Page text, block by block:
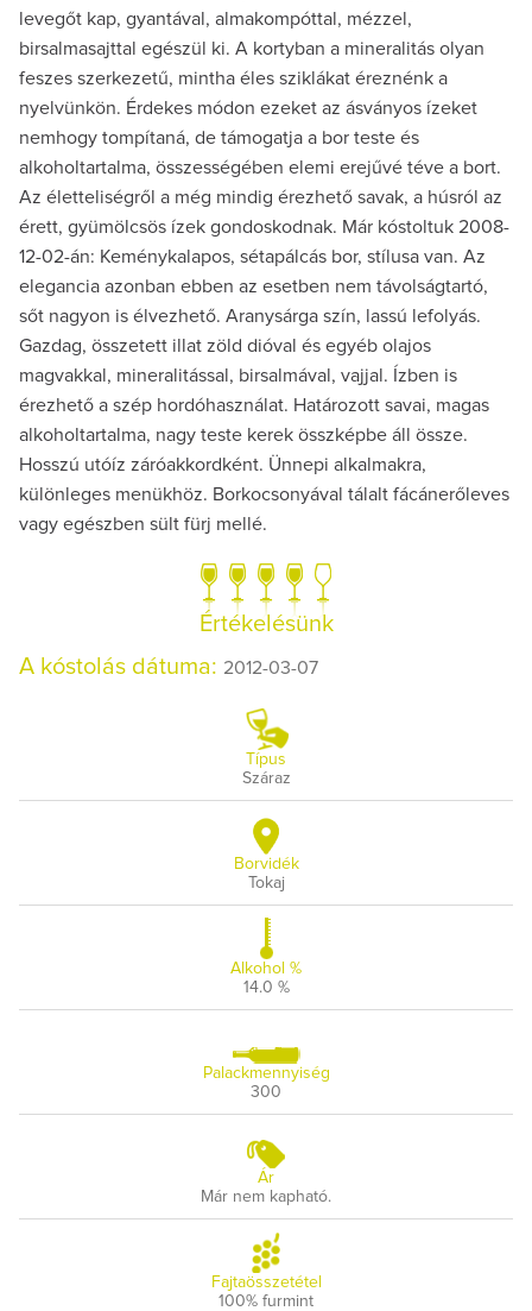
levegőt kap, gyantával, almakompóttal, mézzel,
birsalmasajttal egészül ki. A kortyban a mineralitás olyan
feszes szerkezetű, mintha éles sziklákat éreznénk a
nyelvünkön. Érdekes módon ezeket az ásványos ízeket
nemhogy tompítaná, de támogatja a bor teste és
alkoholtartalma, összességében elemi erejűvé téve a bort.
Az életteliségről a még mindig érezhető savak, a húsról az
érett, gyümölcsös ízek gondoskodnak. Már kóstoltuk 2008-
12-02-án: Keménykalapos, sétapálcás bor, stílusa van. Az
elegancia azonban ebben az esetben nem távolságtartó,
sőt nagyon is élvezhető. Aranysárga szín, lassú lefolyás.
Gazdag, összetett illat zöld dióval és egyéb olajos
magvakkal, mineralitással, birsalmával, vajjal. Ízben is
érezhető a szép hordóhasználat. Határozott savai, magas
alkoholtartalma, nagy teste kerek összképbe áll össze.
Hosszú utóíz záróakkordként. Ünnepi alkalmakra,
különleges menükhöz. Borkocsonyával tálalt fácánerőleves
vagy egészben sült fürj mellé.
Értékelésünk
A kóstolás dátuma: 2012-03-07
Típus
Száraz
Borvidék
Tokaj
Alkohol %
14.0 %
Palackmennyiség
300
Ár
Már nem kapható.
Fajtaösszetétel
100% furmint